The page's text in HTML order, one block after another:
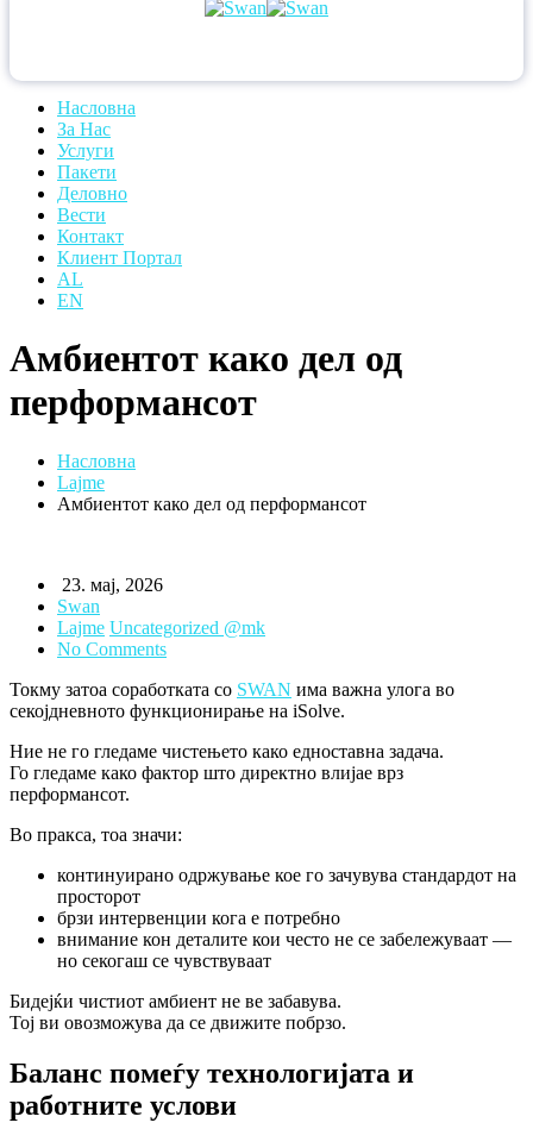
Насловна
За Нас
Услуги
Пакети
Деловно
Вести
Контакт
Клиент Портал
AL
EN
Амбиентот како дел од
перформансот
Насловна
Lajme
Амбиентот како дел од перформансот
23. мај, 2026
Swan
Lajme Uncategorized @mk
No Comments
Токму затоа соработката со SWAN има важна улога во
секојдневното функционирање на iSolve.
Ние не го гледаме чистењето како едноставна задача.
Го гледаме како фактор што директно влијае врз
перформансот.
Во пракса, тоа значи:
континуирано одржување кое го зачувува стандардот на
просторот
брзи интервенции кога е потребно
внимание кон деталите кои често не се забележуваат —
но секогаш се чувствуваат
Бидејќи чистиот амбиент не ве забавува.
Тој ви овозможува да се движите побрзо.
Баланс помеѓу технологијата и
работните услови